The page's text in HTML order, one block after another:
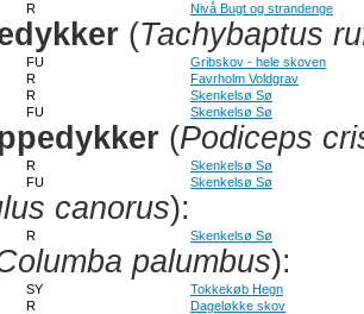
R Nivå Bugt og strandenge
(Tachybaptus
FU
Gribskov - hele skoven
R
Favrholm Voldgrav
R
Skenkelsø Sø
FU Skenkelsø Sø
(Podiceps
R
Skenkelsø Sø
FU Skenkelsø Sø
canorus):
R Skenkelsø Sø
palumbus):
SY
Tokkekøb Hegn
R
Dageløkke skov